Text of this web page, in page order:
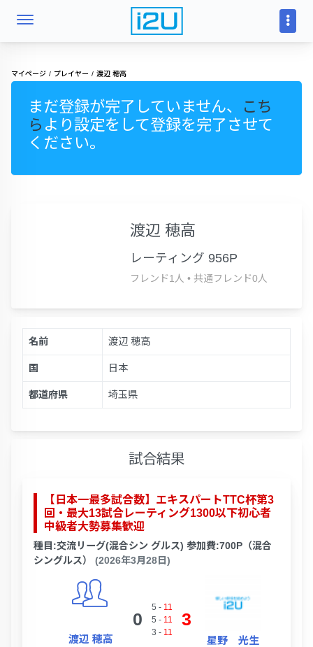
マイページ プレイヤー 渡辺 穂高
まだ登録が完了していません、
こち
ら より設定をして登録を完了させて
ください。
渡辺 穂高
レーティング 956P
フレンド1人 • 共通フレンド0人
名前 渡辺 穂高
国 日本
都道府県 埼玉県
試合結果
【日本一最多試合数】エキスパートTTC杯第3
回・最大13試合レーティング1300以下初心者
中級者大勢募集歓迎
種目:交流リーグ(混合シン グルス) 参加費:700P（混合
シングルス）
(2026年3月28日)
渡辺 穂高
0
5 - 11
5 - 11
3 - 11
3
星野 光生